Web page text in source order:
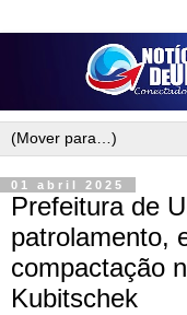
01 abril 2025
Prefeitura de
patrolamento,
compactação
Kubitschek